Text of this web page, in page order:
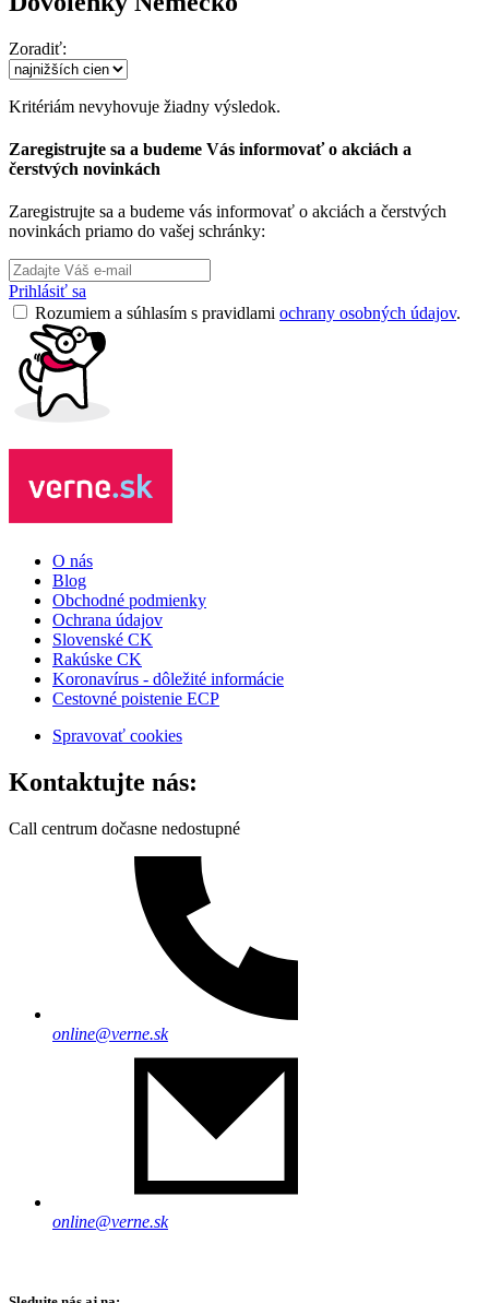
Zoradiť:
Kritériám nevyhovuje žiadny výsledok.
Zaregistrujte sa a budeme Vás informovať o akciách a
čerstvých novinkách
Zaregistrujte sa a budeme vás informovať o akciách a čerstvých
novinkách priamo do vašej schránky:
Prihlásiť sa
Rozumiem a súhlasím s pravidlami ochrany osobných údajov.
O nás
Blog
Obchodné podmienky
Ochrana údajov
Slovenské CK
Rakúske CK
Koronavírus - dôležité informácie
Cestovné poistenie ECP
Spravovať cookies
Kontaktujte nás:
Call centrum dočasne nedostupné
online@verne.sk
online@verne.sk